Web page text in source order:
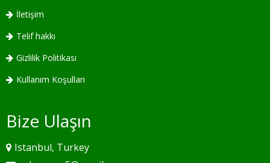
İletişim
Telif hakkı
Gizlilik Politikası
Kullanım Koşulları
Bize Ulaşın
Istanbul, Turkey